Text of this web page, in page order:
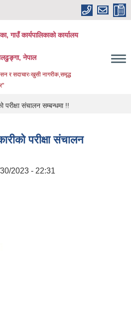
गाउँ कार्यपालिकाको कार्यालय
नेपाल
र सदाचारःखुसी नागरीक,समृद्ध
परीक्षा संचालन सम्बन्धमा !!
परीक्षा संचालन
2023 - 22:31